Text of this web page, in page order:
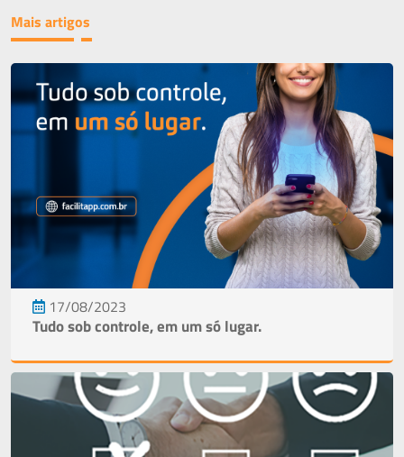
Mais artigos
17/08/2023
Tudo sob controle, em um só lugar.